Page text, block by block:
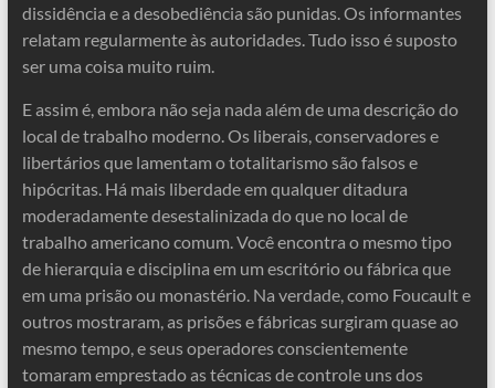
dissidência e a desobediência são punidas. Os informantes
relatam regularmente às autoridades. Tudo isso é suposto
ser uma coisa muito ruim.
E assim é, embora não seja nada além de uma descrição do
local de trabalho moderno. Os liberais, conservadores e
libertários que lamentam o totalitarismo são falsos e
hipócritas. Há mais liberdade em qualquer ditadura
moderadamente desestalinizada do que no local de
trabalho americano comum. Você encontra o mesmo tipo
de hierarquia e disciplina em um escritório ou fábrica que
em uma prisão ou monastério. Na verdade, como Foucault e
outros mostraram, as prisões e fábricas surgiram quase ao
mesmo tempo, e seus operadores conscientemente
tomaram emprestado as técnicas de controle uns dos